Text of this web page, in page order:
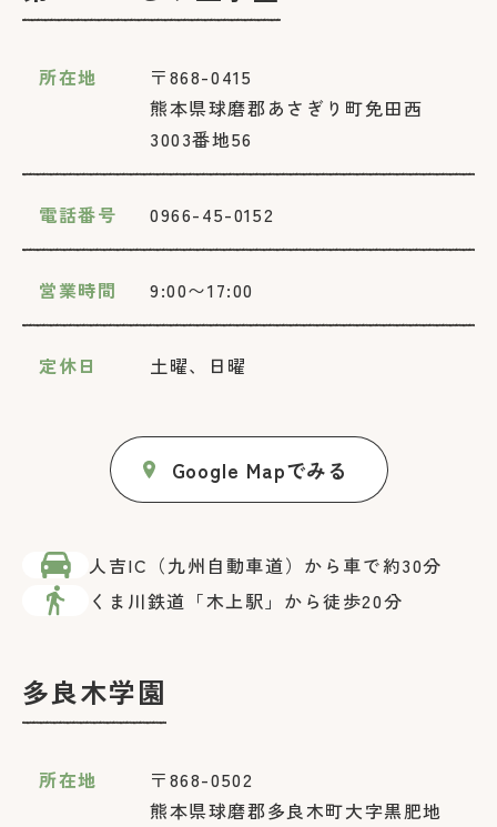
所在地
〒868-0415
熊本県球磨郡あさぎり町免田西
3003番地56
電話番号 0966-45-0152
営業時間 9:00〜17:00
定休日 土曜、日曜
Google Mapでみる
人吉IC（九州自動車道）から車で約30分
くま川鉄道「木上駅」から徒歩20分
多良木学園
所在地
〒868-0502
熊本県球磨郡多良木町大字黒肥地